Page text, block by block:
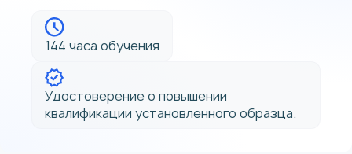
144 часа обучения
Удостоверение о повышении
квалификации установленного образца.